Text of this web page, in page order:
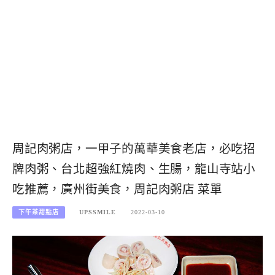
周記肉粥店，一甲子的萬華美食老店，必吃招
牌肉粥、台北超強紅燒肉、生腸，龍山寺站小
吃推薦，廣州街美食，周記肉粥店 菜單
下午茶甜點店 UPSSMILE 2022-03-10